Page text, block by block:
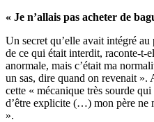
« Je n’allais pas acheter de
Un secret qu’elle avait intégré
de ce qui était interdit, raconte-t-
anormale, mais c’était ma
un sas, dire quand on revenait ».
cette « mécanique très sourde
d’être explicite (…) mon père ne
».